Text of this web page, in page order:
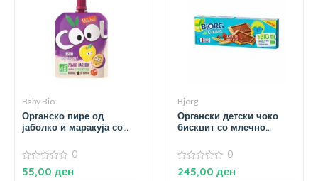
Baby Bio
Органско пире од
јаболко и маракуја со
90 гр.
0
од
0
55,00 ден
Bjorg
Органски детски чоко
бисквит со млечно
0
од
0
245,00 ден